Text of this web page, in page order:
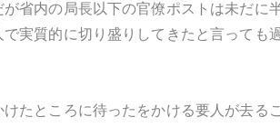
省内の局長以下の官僚ポストは未だ
実質的に切り盛りしてきたと言っても
たところに待ったをかける要人が去る